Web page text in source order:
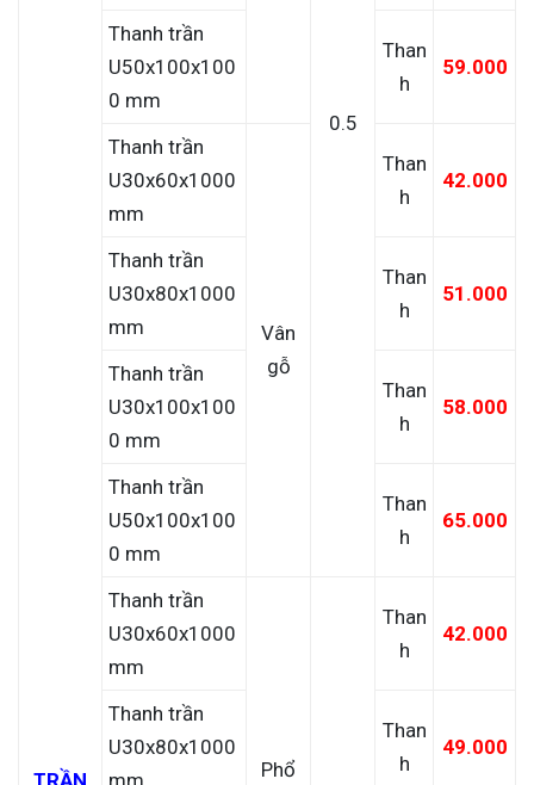
TRẦN
0.5
Thanh trần
U50x100x100
0 mm
Than
h
59.000
Thanh trần
U30x60x1000
mm
Vân
gỗ
Than
h
42.000
Thanh trần
U30x80x1000
mm
Than
h
51.000
Thanh trần
U30x100x100
0 mm
Than
h
58.000
Thanh trần
U50x100x100
0 mm
Than
h
65.000
Thanh trần
U30x60x1000
mm
Phổ
Than
h
42.000
Thanh trần
U30x80x1000
mm
Than
h
49.000